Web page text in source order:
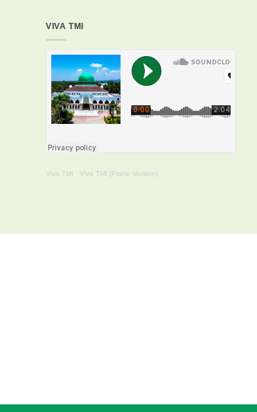
VIVA TMI
Viva TMI · Viva TMI (Piano Version)